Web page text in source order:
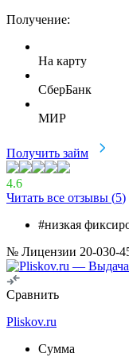
Получение:
На карту
СберБанк
МИР
Получить займ
4.6
Читать все отзывы (5)
#низкая
№ Лицензии 20-030-
Сравнить
Pliskov.ru
Сумма